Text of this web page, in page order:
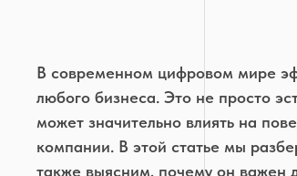
В современном цифровом мире
любого бизнеса. Это не просто
может значительно влиять на
компании. В этой статье мы
также выясним, почему он важен